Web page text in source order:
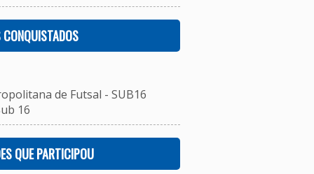
de Futsal - SUB16
16
QUE PARTICIPOU